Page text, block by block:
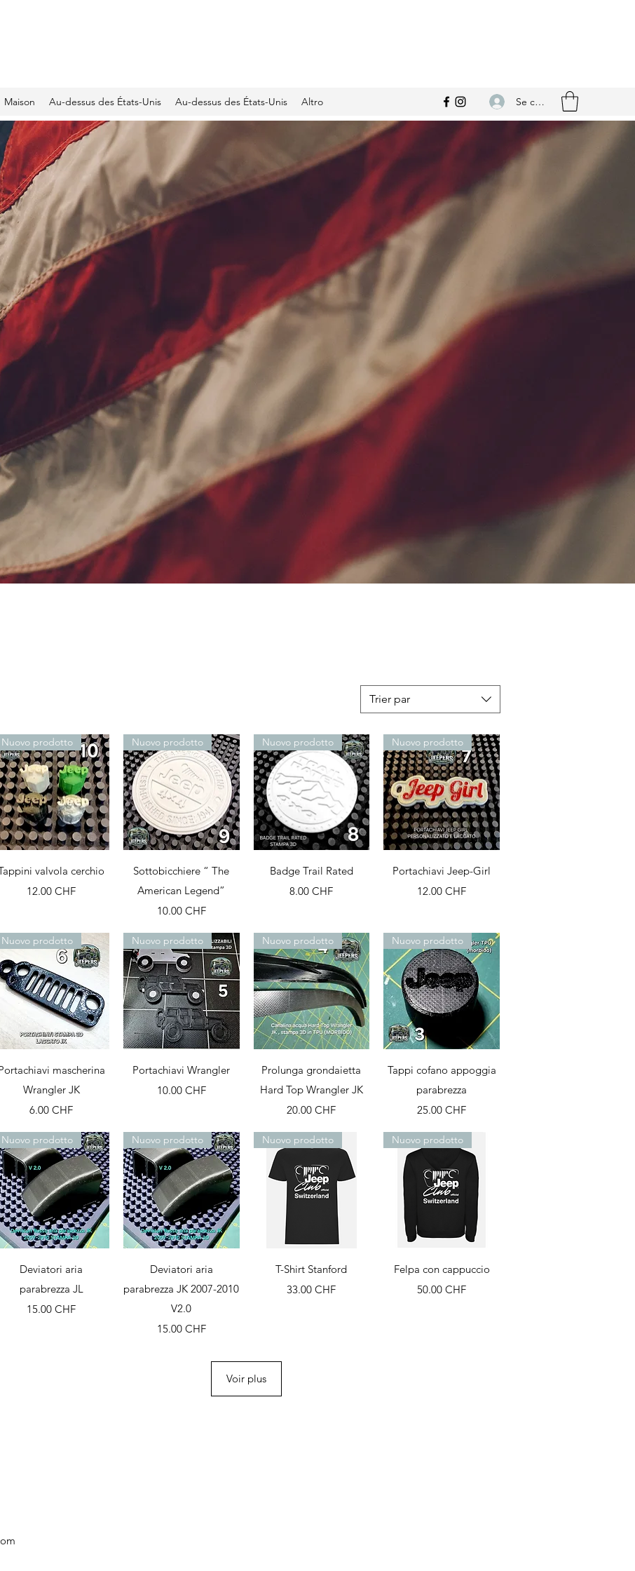
Maison Au-dessus des États-Unis Au-dessus des États-Unis Altro Se connecter
Trier par
Aperçu rapide
Nuovo prodotto
valvola cerchio
Prix
12.00 CHF
Aperçu rapide
Nuovo prodotto
Sottobicchiere “ The
American Legend”
Prix
10.00 CHF
Aperçu rapide
Nuovo prodotto
Badge Trail Rated
Prix
8.00 CHF
Aperçu rapide
Nuovo prodotto
Portachiavi Jeep-Girl
Prix
12.00 CHF
Aperçu rapide
Nuovo prodotto
mascherina
Wrangler JK
Prix
6.00 CHF
Aperçu rapide
Nuovo prodotto
Portachiavi Wrangler
Prix
10.00 CHF
Aperçu rapide
Nuovo prodotto
Prolunga grondaietta
Hard Top Wrangler JK
Prix
20.00 CHF
Aperçu rapide
Nuovo prodotto
Tappi cofano appoggia
parabrezza
Prix
25.00 CHF
Aperçu rapide
Nuovo prodotto
Deviatori aria
parabrezza JL
Prix
15.00 CHF
Aperçu rapide
Nuovo prodotto
Deviatori aria
parabrezza JK 2007-2010
V2.0
Prix
15.00 CHF
Aperçu rapide
Nuovo prodotto
T-Shirt Stanford
Prix
33.00 CHF
Aperçu rapide
Nuovo prodotto
Felpa con cappuccio
Prix
50.00 CHF
Voir plus